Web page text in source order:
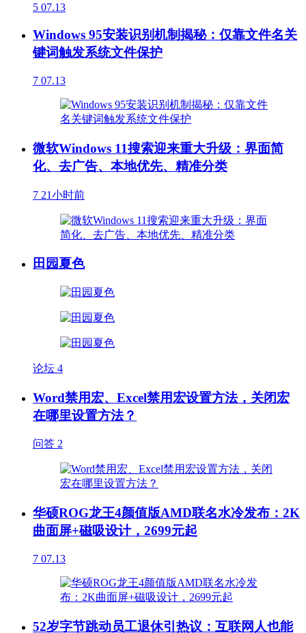
5 07.13
Windows 95安装识别机制揭秘：仅靠文件名关
键词触发系统文件保护
7 07.13
微软Windows 11搜索迎来重大升级：界面简
化、去广告、本地优先、精准分类
7 21小时前
田园夏色
论坛 4
Word禁用宏、Excel禁用宏设置方法，关闭宏
在哪里设置方法？
问答 2
华硕ROG龙王4颜值版AMD联名水冷发布：2K
曲面屏+磁吸设计，2699元起
7 07.13
52岁字节跳动员工退休引热议：互联网人也能